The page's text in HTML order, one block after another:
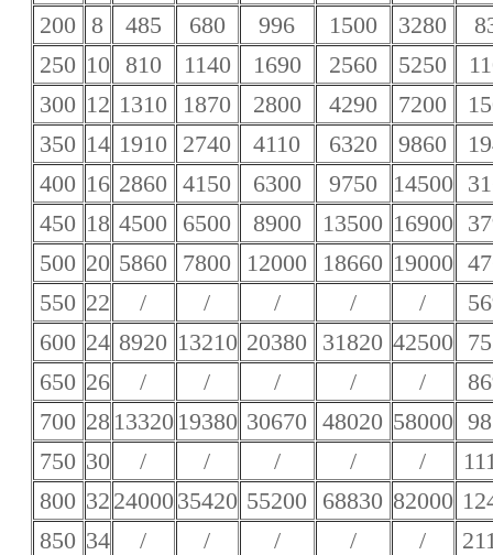
200
8 485 680 996 1500 3280
250 10 810 1140 1690 2560 5250
300 12 1310 1870 2800 4290 7200
350 14 1910 2740 4110 6320 9860
400 16 2860 4150 6300 9750 14500
450 18 4500 6500 8900 13500 16900
500 20 5860 7800 12000 18660 19000
550 22 / / / / /
600 24 8920 13210 20380 31820 42500
650 26 / / / / /
700 28 13320 19380 30670 48020 58000
750 30 / / / / /
800 32 24000 35420 55200 68830 82000
850 34 / / / / /